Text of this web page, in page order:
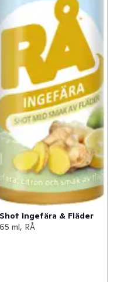
Shot Ingefära & Fläder
65 ml, RÅ